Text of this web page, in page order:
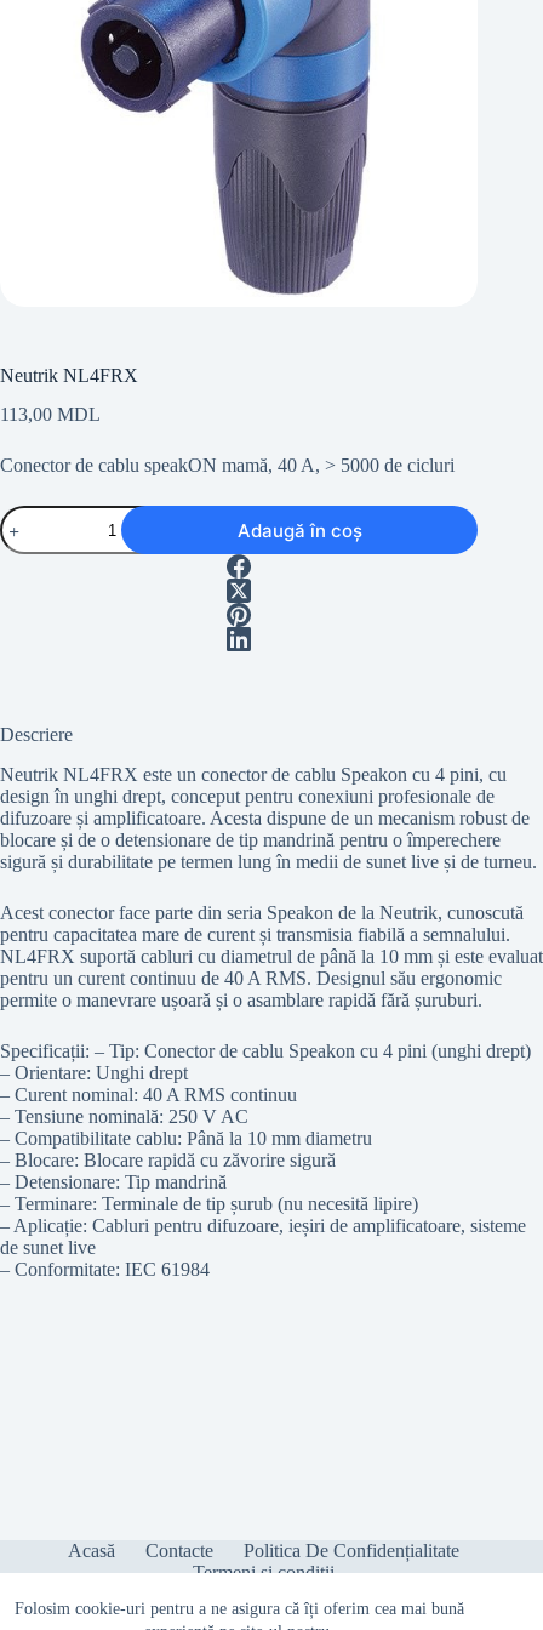
Folosim cookie-uri pentru a ne asigura că îți oferim cea mai bună
Neutrik NL4FRX
113,00 MDL
Conector de cablu speakON mamă, 40 A, > 5000 de cicluri
Cantitate
Neutrik
NL4FRX
Adaugă în coș
Descriere
Neutrik NL4FRX este un conector de cablu Speakon cu 4 pini, cu
design în unghi drept, conceput pentru conexiuni profesionale de
difuzoare și amplificatoare. Acesta dispune de un mecanism robust de
blocare și de o detensionare de tip mandrină pentru o împerechere
sigură și durabilitate pe termen lung în medii de sunet live și de turneu.
Acest conector face parte din seria Speakon de la Neutrik, cunoscută
pentru capacitatea mare de curent și transmisia fiabilă a semnalului.
NL4FRX suportă cabluri cu diametrul de până la 10 mm și este evaluat
pentru un curent continuu de 40 A RMS. Designul său ergonomic
permite o manevrare ușoară și o asamblare rapidă fără șuruburi.
Specificații: – Tip: Conector de cablu Speakon cu 4 pini (unghi drept)
– Orientare: Unghi drept
– Curent nominal: 40 A RMS continuu
– Tensiune nominală: 250 V AC
– Compatibilitate cablu: Până la 10 mm diametru
– Blocare: Blocare rapidă cu zăvorire sigură
– Detensionare: Tip mandrină
– Terminare: Terminale de tip șurub (nu necesită lipire)
– Aplicație: Cabluri pentru difuzoare, ieșiri de amplificatoare, sisteme
de sunet live
– Conformitate: IEC 61984
Acasă Contacte
Politica De Confidențialitate
Termeni și condiții